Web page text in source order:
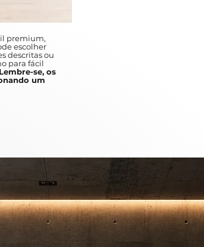
premium,
escolher
descritas ou
para fácil
Lembre-se, os
um